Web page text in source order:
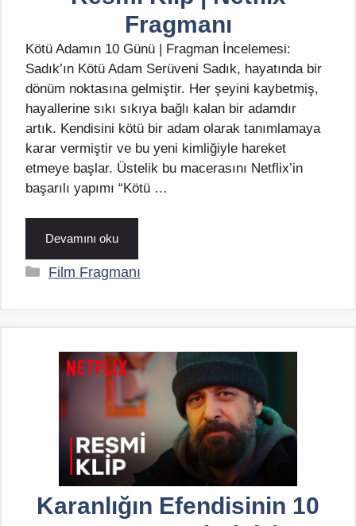
Fragmanı
Kötü Adamın 10 Günü | Fragman İncelemesi:
Sadık’ın Kötü Adam Serüveni Sadık, hayatında bir
dönüm noktasına gelmiştir. Her şeyini kaybetmiş,
hayallerine sıkı sıkıya bağlı kalan bir adamdır
artık. Kendisini kötü bir adam olarak tanımlamaya
karar vermiştir ve bu yeni kimliğiyle hareket
etmeye başlar. Üstelik bu macerasını Netflix’in
başarılı yapımı “Kötü …
Devamını oku
Kategoriler
Film Fragmanı
Karanlığın Efendisinin 10